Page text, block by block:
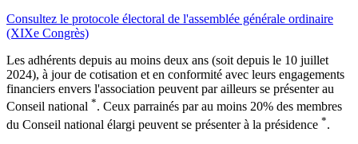
Consultez le protocole électoral de l'assemblée générale ordinaire
(XIXe Congrès)
Les adhérents depuis au moins deux ans (soit depuis le 10 juillet
2024), à jour de cotisation et en conformité avec leurs engagements
financiers envers l'association peuvent par ailleurs se présenter au
Conseil national *. Ceux parrainés par au moins 20% des membres
du Conseil national élargi peuvent se présenter à la présidence *.